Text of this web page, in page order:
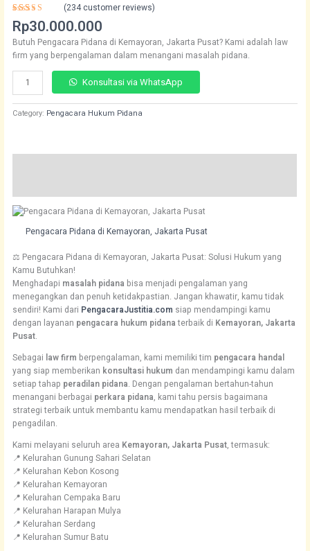
Rated
4.70out
of 5
based on
234
customer
ratings
(234customer reviews)
Rp30.000.000
Butuh Pengacara Pidana di Kemayoran, Jakarta Pusat? Kami adalah law
firm yang berpengalaman dalam menangani masalah pidana.
Konsultasi via WhatsApp
Category: Pengacara Hukum Pidana
Pengacara Pidana di Kemayoran, Jakarta Pusat
⚖️ Pengacara Pidana di Kemayoran, Jakarta Pusat: Solusi Hukum yang
Kamu Butuhkan!
Menghadapi masalah pidana bisa menjadi pengalaman yang
menegangkan dan penuh ketidakpastian. Jangan khawatir, kamu tidak
sendiri! Kami dari PengacaraJustitia.com siap mendampingi kamu
dengan layanan pengacara hukum pidanaterbaik di Kemayoran, Jakarta
Pusat.
Sebagai law firm berpengalaman, kami memiliki tim pengacara handal
yang siap memberikan konsultasi hukum dan mendampingi kamu dalam
setiap tahap peradilan pidana. Dengan pengalaman bertahun-tahun
menangani berbagai perkara pidana, kami tahu persis bagaimana
strategi terbaik untuk membantu kamu mendapatkan hasil terbaik di
pengadilan.
Kami melayani seluruh area Kemayoran, Jakarta Pusat, termasuk:
📍 Kelurahan Gunung Sahari Selatan
📍 Kelurahan Kebon Kosong
📍 Kelurahan Kemayoran
📍 Kelurahan Cempaka Baru
📍 Kelurahan Harapan Mulya
📍 Kelurahan Serdang
📍 Kelurahan Sumur Batu